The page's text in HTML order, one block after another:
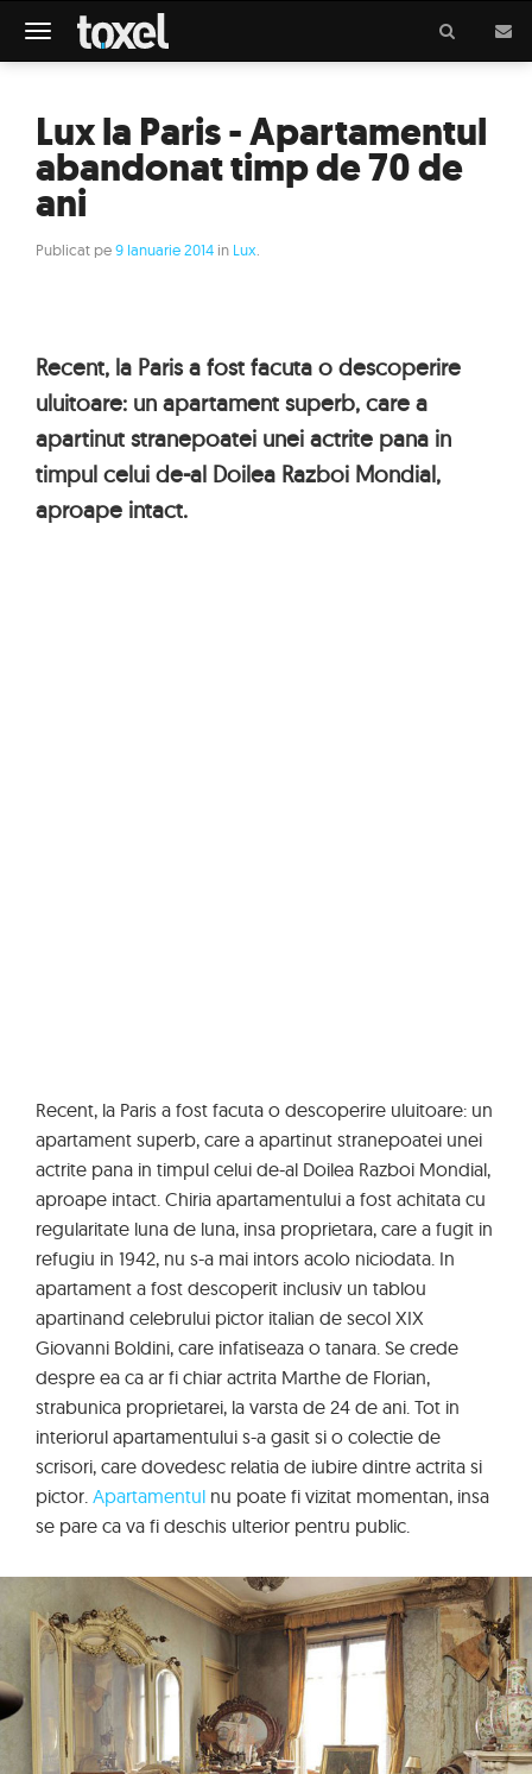
Meniu
Lux la Paris - Apartamentul
abandonat timp de 70 de
ani
Publicat pe9 Ianuarie 2014 in Lux
Recent, la Paris a fost facuta o descoperire
uluitoare: un apartament superb, care a
apartinut stranepoatei unei actrite pana in
timpul celui de-al Doilea Razboi Mondial,
aproape intact.
Recent, la Paris a fost facuta o descoperire uluitoare: un
apartament superb, care a apartinut stranepoatei unei
actrite pana in timpul celui de-al Doilea Razboi Mondial,
aproape intact. Chiria apartamentului a fost achitata cu
regularitate luna de luna, insa proprietara, care a fugit in
refugiu in 1942, nu s-a mai intors acolo niciodata. In
apartament a fost descoperit inclusiv un tablou
apartinand celebrului pictor italian de secol XIX
Giovanni Boldini, care infatiseaza o tanara. Se crede
despre ea ca ar fi chiar actrita Marthe de Florian,
strabunica proprietarei, la varsta de 24 de ani. Tot in
interiorul apartamentului s-a gasit si o colectie de
scrisori, care dovedesc relatia de iubire dintre actrita si
pictor. Apartamentul nu poate fi vizitat momentan, insa
se pare ca va fi deschis ulterior pentru public.